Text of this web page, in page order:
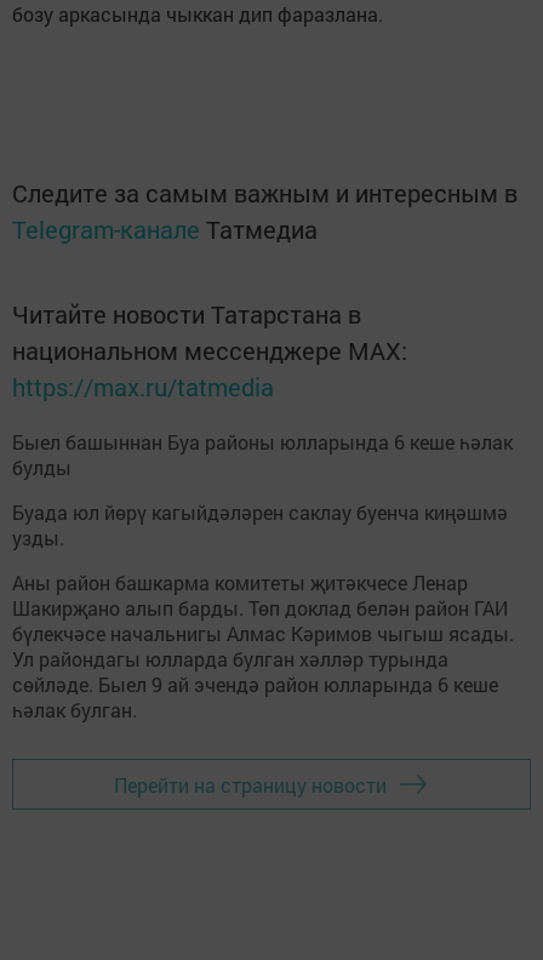
бозу аркасында чыккан дип фаразлана.
Следите за самым важным и интересным в
Telegram-канале Татмедиа
Читайте новости Татарстана в
национальном мессенджере MАХ:
https://max.ru/tatmedia
Быел башыннан Буа районы юлларында 6 кеше һәлак
булды
Буада юл йөрү кагыйдәләрен саклау буенча киңәшмә
узды.
Аны район башкарма комитеты җитәкчесе Ленар
Шакирҗано алып барды. Төп доклад белән район ГАИ
бүлекчәсе начальнигы Алмас Кәримов чыгыш ясады.
Ул райондагы юлларда булган хәлләр турында
сөйләде. Быел 9 ай эчендә район юлларында 6 кеше
һәлак булган.
Перейти на страницу новости